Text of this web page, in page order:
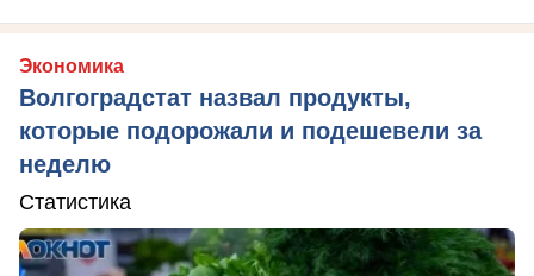
Экономика
Волгоградстат назвал продукты,
которые подорожали и подешевели за
неделю
Статистика